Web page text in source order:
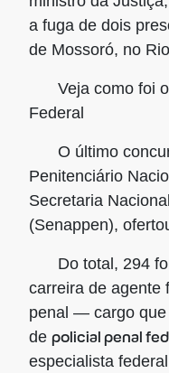
a fuga de dois
de Mossoró, no
Veja como foi
Federal
O último
Penitenciário
Secretaria
(Senappen),
Do total, 294
carreira de agente
penal — cargo que
de policial penal
especialista